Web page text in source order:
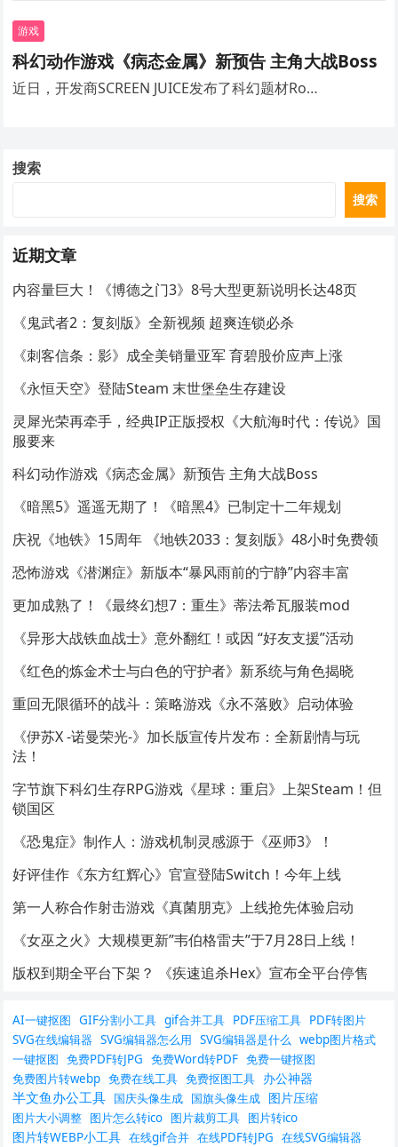
游戏
科幻动作游戏《病态金属》新预告 主角大战Boss
近日，开发商SCREEN JUICE发布了科幻题材Ro…
搜索
搜索
近期文章
内容量巨大！《博德之门3》8号大型更新说明长达48页
《鬼武者2：复刻版》全新视频 超爽连锁必杀
《刺客信条：影》成全美销量亚军 育碧股价应声上涨
《永恒天空》登陆Steam 末世堡垒生存建设
灵犀光荣再牵手，经典IP正版授权《大航海时代：传说》国
服要来
科幻动作游戏《病态金属》新预告 主角大战Boss
《暗黑5》遥遥无期了！《暗黑4》已制定十二年规划
庆祝《地铁》15周年 《地铁2033：复刻版》48小时免费领
恐怖游戏《潜渊症》新版本“暴风雨前的宁静”内容丰富
更加成熟了！《最终幻想7：重生》蒂法希瓦服装mod
《异形大战铁血战士》意外翻红！或因 “好友支援”活动
《红色的炼金术士与白色的守护者》新系统与角色揭晓
重回无限循环的战斗：策略游戏《永不落败》启动体验
《伊苏X -诺曼荣光-》加长版宣传片发布：全新剧情与玩
法！
字节旗下科幻生存RPG游戏《星球：重启》上架Steam！但
锁国区
《恐鬼症》制作人：游戏机制灵感源于《巫师3》！
好评佳作《东方红辉心》官宣登陆Switch！今年上线
第一人称合作射击游戏《真菌朋克》上线抢先体验启动
《女巫之火》大规模更新”韦伯格雷夫”于7月28日上线！
版权到期全平台下架？ 《疾速追杀Hex》宣布全平台停售
AI一键抠图 GIF分割小工具 gif合并工具 PDF压缩工具 PDF转图片
SVG在线编辑器 SVG编辑器怎么用 SVG编辑器是什么 webp图片格式
一键抠图 免费PDF转JPG 免费Word转PDF 免费一键抠图
免费图片转webp 免费在线工具 免费抠图工具 办公神器
半文鱼办公工具 国庆头像生成 国旗头像生成 图片压缩
图片大小调整 图片怎么转ico 图片裁剪工具 图片转ico
图片转WEBP小工具 在线gif合并 在线PDF转JPG 在线SVG编辑器